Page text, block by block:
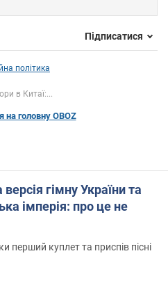
Підписатися
політика
в Китаї:...
на головну OBOZ
гімну України та
імперія: про це не
куплет та приспів пісні